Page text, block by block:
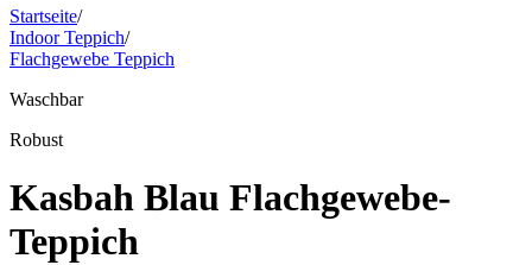
Startseite/
Indoor Teppich/
Flachgewebe Teppich
Waschbar
Robust
Kasbah Blau Flachgewebe-
Teppich